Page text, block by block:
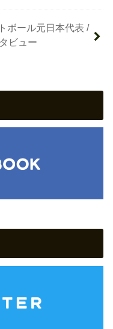
ボール元日本代表 /
ビュー